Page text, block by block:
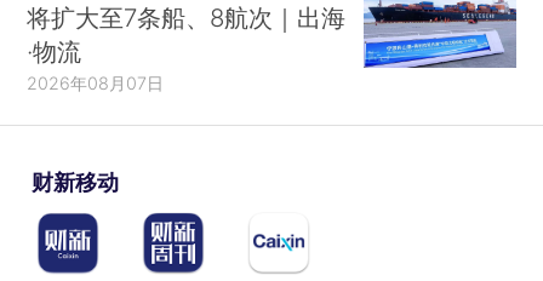
将扩大至7条船、8航次｜出海
·物流
2026年08月07日
财新移动